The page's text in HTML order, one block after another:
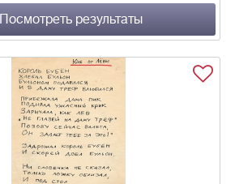
Посмотреть результаты